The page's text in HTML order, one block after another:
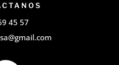
45 57